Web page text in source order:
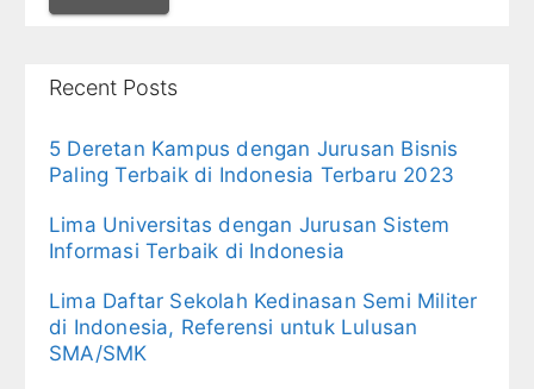
Recent Posts
5 Deretan Kampus dengan Jurusan Bisnis
Paling Terbaik di Indonesia Terbaru 2023
Lima Universitas dengan Jurusan Sistem
Informasi Terbaik di Indonesia
Lima Daftar Sekolah Kedinasan Semi Militer
di Indonesia, Referensi untuk Lulusan
SMA/SMK